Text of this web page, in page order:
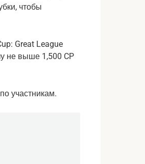
чтобы
Great League
не выше 1,500 CP
участникам.